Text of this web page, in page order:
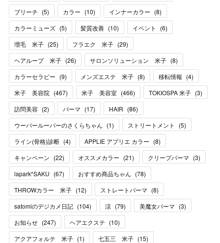
ブリーチ (5) カラー (10) インナーカラー (8)
カラーミューズ (5) 髪質改善 (10) イベント (6)
増毛 米子 (25) フラエク 米子 (29)
ヘアループ 米子 (26) サロンソリューション 米子 (8)
カラーセラピー (9) メンズエステ 米子 (8) 移転情報 (4)
米子 美容院 (467) 米子 美容室 (466) TOKIOSPA 米子 (3)
訪問美容 (2) パーマ (17) HAIR (86)
ウーパールーパーのさくらちゃん (1) ストリートメント (5)
ライン(骨格)診断 (4) APPLIE アプリエ カラー (8)
キャンペーン (22) オススメカラー (21) クリープパーマ (3)
lapark*SAKU (67) おすすめ商品ちゃん (78)
THROWカラー 米子 (12) ストレートパーマ (8)
satomiのデジカメ日記 (104) 涼 (79) 美魔女パーマ (3)
お知らせ (247) ヘアエクステ (10)
アクアフォルテ 米子 (1) 七五三 米子 (15)